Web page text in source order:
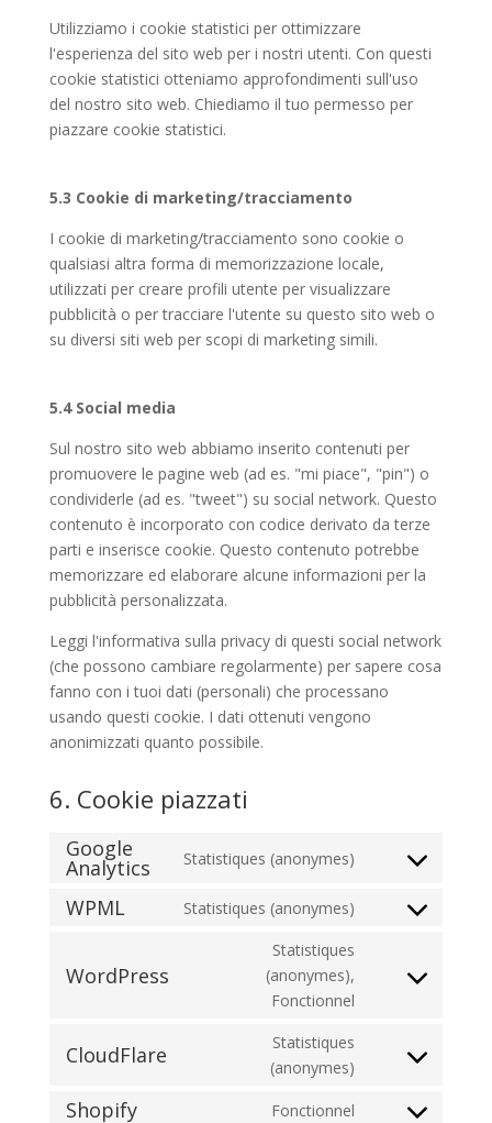
Utilizziamo i cookie statistici per ottimizzare
l'esperienza del sito web per i nostri utenti. Con questi
cookie statistici otteniamo approfondimenti sull'uso
del nostro sito web. Chiediamo il tuo permesso per
piazzare cookie statistici.
5.3 Cookie di marketing/tracciamento
I cookie di marketing/tracciamento sono cookie o
qualsiasi altra forma di memorizzazione locale,
utilizzati per creare profili utente per visualizzare
pubblicità o per tracciare l'utente su questo sito web o
su diversi siti web per scopi di marketing simili.
5.4 Social media
Sul nostro sito web abbiamo inserito contenuti per
promuovere le pagine web (ad es. "mi piace", "pin") o
condividerle (ad es. "tweet") su social network. Questo
contenuto è incorporato con codice derivato da terze
parti e inserisce cookie. Questo contenuto potrebbe
memorizzare ed elaborare alcune informazioni per la
pubblicità personalizzata.
Leggi l'informativa sulla privacy di questi social network
(che possono cambiare regolarmente) per sapere cosa
fanno con i tuoi dati (personali) che processano
usando questi cookie. I dati ottenuti vengono
anonimizzati quanto possibile.
6. Cookie piazzati
Google
Analytics Statistiques (anonymes)
Consent
service
analytics
WPML Statistiques (anonymes)
Consent
service
WordPress
Statistiques
(anonymes),
Fonctionnel
Consent
wordpress
CloudFlare
Statistiques
(anonymes)
Consent
service
Shopify Fonctionnel